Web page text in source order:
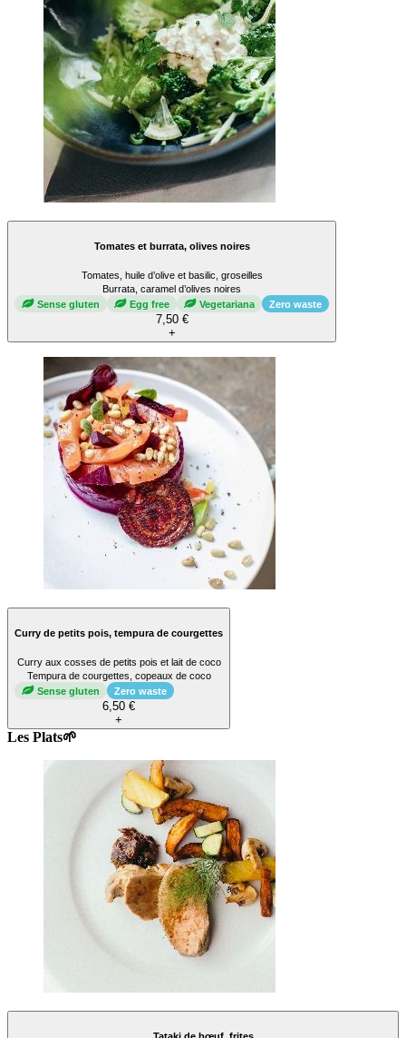
Tomates et burrata, olives noires
Tomates, huile d’olive et basilic, groseilles
Burrata, caramel d’olives noires
Sense gluten
Egg free Vegetariana Zero waste
7,50 €
+
Curry de petits pois, tempura de courgettes
Curry aux cosses de petits pois et lait de coco
Tempura de courgettes, copeaux de coco
Sense gluten
Zero waste
6,50 €
+
Les Plats🌱